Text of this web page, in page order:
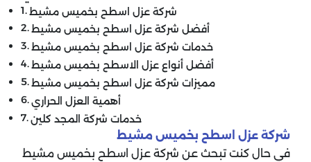
شركة عزل اسطح بخميس مشيط
خدمات شركة عزل اسطح بخميس مشيط
مميزات شركة عزل اسطح بخميس مشيط
أهمية العزل الحراري
خدمات شركة المجد كلين
شركة عزل اسطح بخميس مشيط
في حال كنت تبحث عن شركة عزل اسطح بخميس مشيط